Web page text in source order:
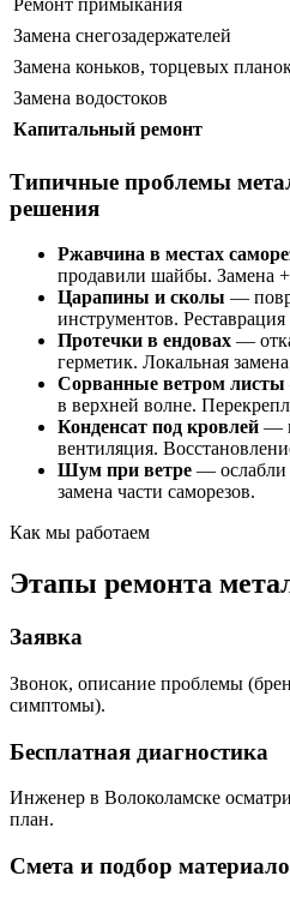
Ремонт примыкания
Замена снегозадержателей
Замена коньков, торцевых
Замена водостоков
Капитальный ремонт
Типичные проблемы
решения
Ржавчина в местах
продавили шайбы. Замена +
Царапины и сколы —
инструментов. Реставрация
Протечки в ендовах —
герметик. Локальная
Сорванные ветром листы
в верхней волне.
Конденсат под кровлей —
вентиляция.
Шум при ветре — ослабли
замена части саморезов.
Как мы работаем
Этапы ремонта
Заявка
Звонок, описание проблемы
симптомы).
Бесплатная диагностика
Инженер в Волоколамске
план.
Смета и подбор